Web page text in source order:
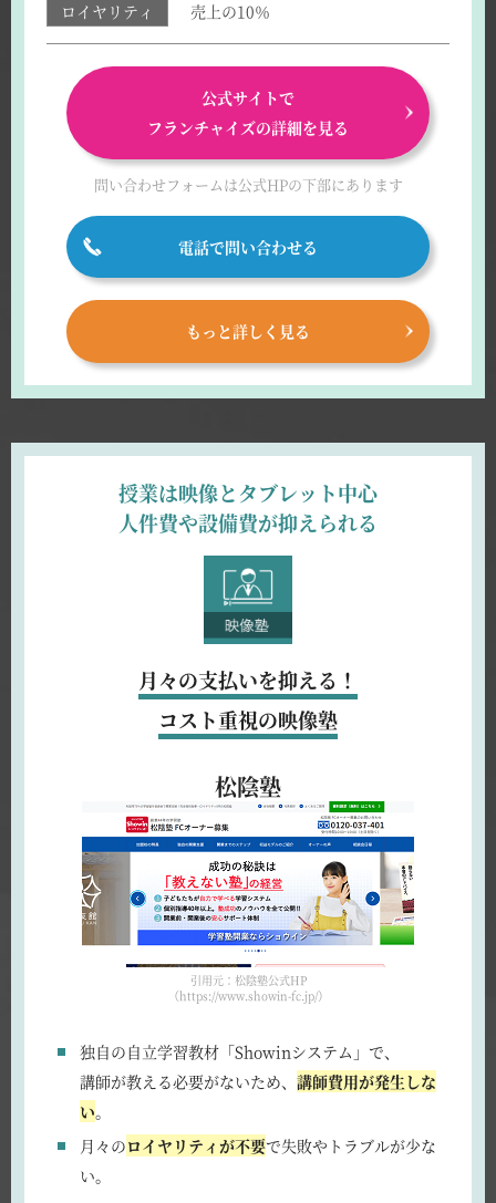
ロイヤリティ 売上の10％
公式サイトで
フランチャイズの詳細を見る
問い合わせフォームは公式HPの下部にあります
電話で問い合わせる
もっと詳しく見る
授業は映像とタブレット中心
人件費や設備費が抑えられる
月々の支払いを抑える！
コスト重視の映像塾
松陰塾
引用元：松陰塾公式HP
（https://www.showin-fc.jp/）
独自の自立学習教材「Showinシステム」で、
講師が教える必要がないため、 講師費用が発生しな
い。
月々のロイヤリティが不要で失敗やトラブルが少な
い。